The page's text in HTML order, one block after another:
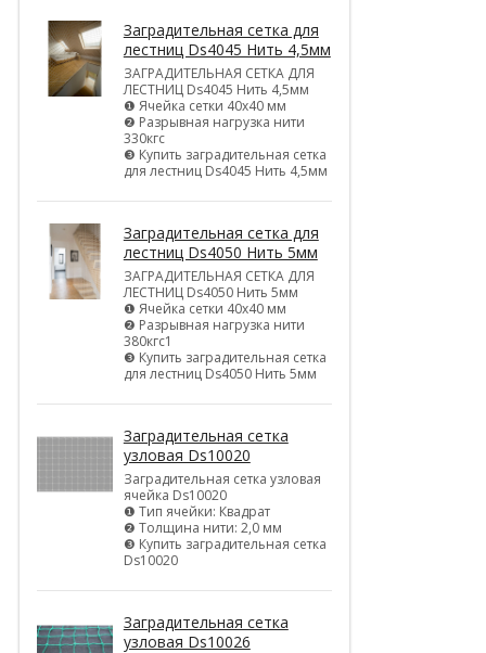
Заградительная сетка для
лестниц Ds4045 Нить 4,5мм
ЗАГРАДИТЕЛЬНАЯ СЕТКА ДЛЯ
ЛЕСТНИЦ Ds4045 Нить 4,5мм
❶ Ячейка сетки 40х40 мм
❷ Разрывная нагрузка нити
330кгс
❸ Купить заградительная сетка
для лестниц Ds4045 Нить 4,5мм
Заградительная сетка для
лестниц Ds4050 Нить 5мм
ЗАГРАДИТЕЛЬНАЯ СЕТКА ДЛЯ
ЛЕСТНИЦ Ds4050 Нить 5мм
❶ Ячейка сетки 40х40 мм
❷ Разрывная нагрузка нити
380кгс1
❸ Купить заградительная сетка
для лестниц Ds4050 Нить 5мм
Заградительная сетка
узловая Ds10020
Заградительная сетка узловая
ячейка Ds10020
❶ Тип ячейки: Квадрат
❷ Толщина нити: 2,0 мм
❸ Купить заградительная сетка
Ds10020
Заградительная сетка
узловая Ds10026